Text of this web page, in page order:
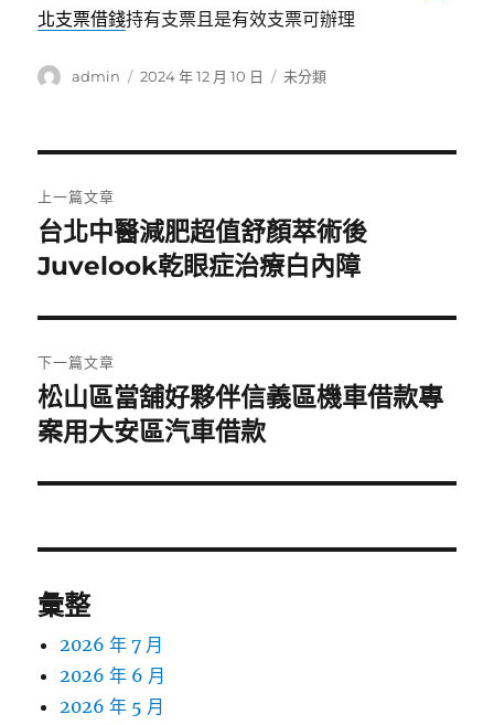
北支票借錢持有支票且是有效支票可辦理
作
admin
發
2024 年 12 月 10 日
分
未分類
章
導
覽
上一篇文章
上
一
文
章:
台北中醫減肥超值舒顏萃術後
Juvelook乾眼症治療白內障
下一篇文章
下
一
文
松山區當舖好夥伴信義區機車借款專
案用大安區汽車借款
彙整
2026 年 7 月
2026 年 6 月
2026 年 5 月